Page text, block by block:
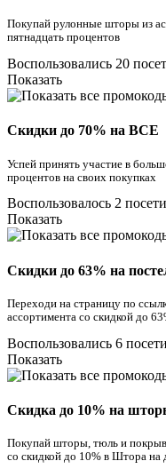
Покупай рулонные шторы из
пятнадцать процентов
Воспользовались 20
Показать
Скидки до 70% на ВСЕ
Успей принять участие в
процентов на своих покупках
Воспользовалось 2
Показать
Скидки до 63% на
Переходи на страницу по
ассортимента со скидкой до
Воспользовались 6
Показать
Скидка до 10% на
Покупай шторы, тюль и
со скидкой до 10% в Штора на